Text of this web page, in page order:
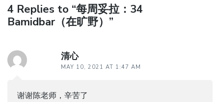
4 Replies to “每周妥拉：34
Bamidbar（在旷野）”
清心
MAY 10, 2021 AT 1:47 AM
谢谢陈老师，辛苦了